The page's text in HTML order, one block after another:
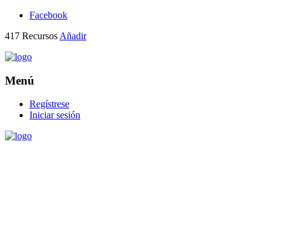
Facebook
417 Recursos Añadir
Menú
Regístrese
Iniciar sesión